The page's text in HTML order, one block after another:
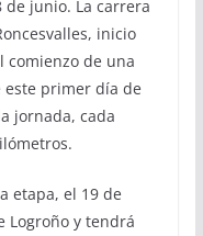
junio. La carrera
inicio
comienzo de una
primer día de
jornada, cada
etapa, el 19 de
Logroño y tendrá